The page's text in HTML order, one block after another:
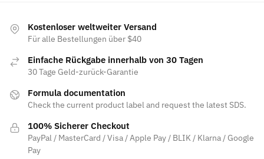
Kostenloser weltweiter Versand
Für alle Bestellungen über $40
Einfache Rückgabe innerhalb von 30 Tagen
30 Tage Geld-zurück-Garantie
Formula documentation
Check the current product label and request the latest SDS.
100% Sicherer Checkout
PayPal / MasterCard / Visa / Apple Pay / BLIK / Klarna / Google
Pay